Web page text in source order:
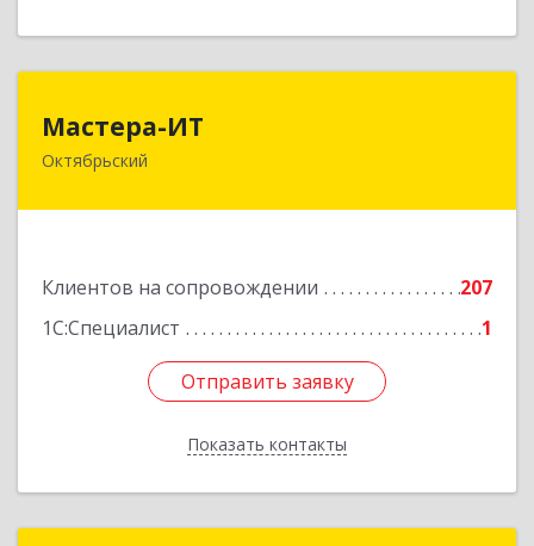
Мастера-ИТ
Октябрьский
Клиентов на сопровождении
207
1С:Специалист
1
Отправить заявку
Показать контакты
452607, Башкортостан Респ, Октябрьский г,
Отправить заявку
Назад